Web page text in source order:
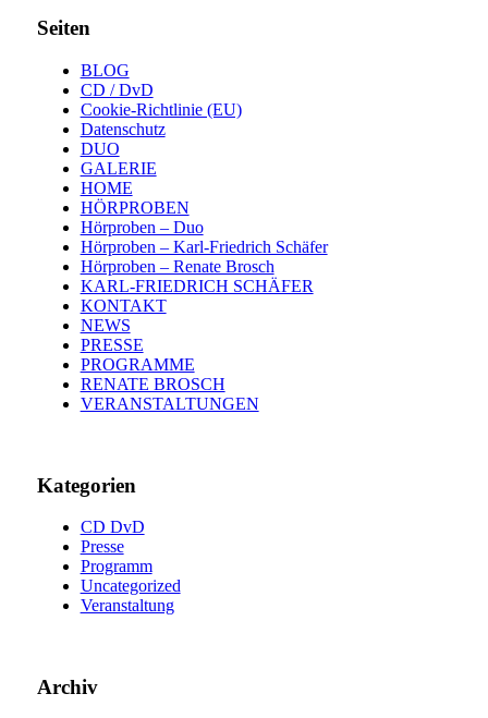
Seiten
BLOG
CD / DvD
Cookie-Richtlinie (EU)
Datenschutz
DUO
GALERIE
HOME
HÖRPROBEN
Hörproben – Duo
Hörproben – Karl-Friedrich Schäfer
Hörproben – Renate Brosch
KARL-FRIEDRICH SCHÄFER
KONTAKT
NEWS
PRESSE
PROGRAMME
RENATE BROSCH
VERANSTALTUNGEN
Kategorien
CD DvD
Presse
Programm
Uncategorized
Veranstaltung
Archiv